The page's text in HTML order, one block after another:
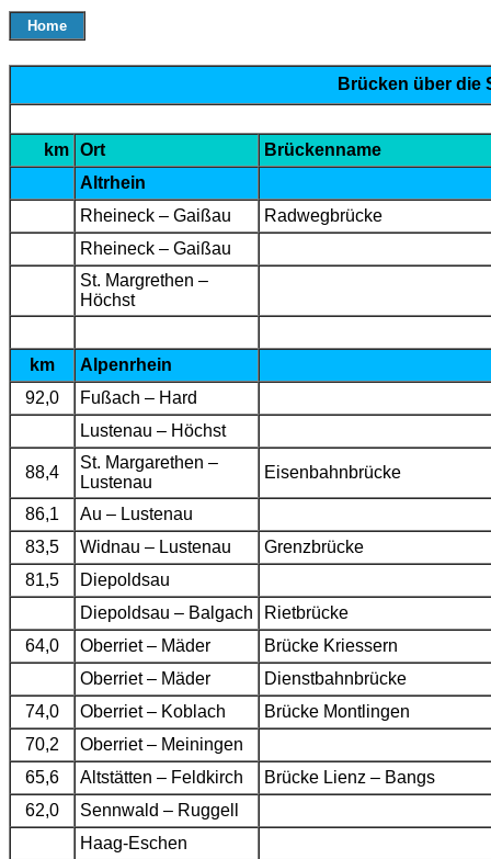
Home
Brücken über die
km Ort
Brückenname
Altrhein
Rheineck – Gaißau
Radwegbrücke
Rheineck – Gaißau
St. Margrethen –
Höchst
km
Alpenrhein
92,0
Fußach – Hard
Lustenau – Höchst
88,4
St. Margarethen –
Lustenau
Eisenbahnbrücke
86,1
Au – Lustenau
83,5
Widnau – Lustenau
Grenzbrücke
81,5
Diepoldsau
Diepoldsau – Balgach
Rietbrücke
64,0
Oberriet – Mäder
Brücke Kriessern
Oberriet – Mäder
Dienstbahnbrücke
74,0
Oberriet – Koblach
Brücke Montlingen
70,2
Oberriet – Meiningen
65,6
Altstätten – Feldkirch
Brücke Lienz – Bangs
62,0
Sennwald – Ruggell
Haag-Eschen